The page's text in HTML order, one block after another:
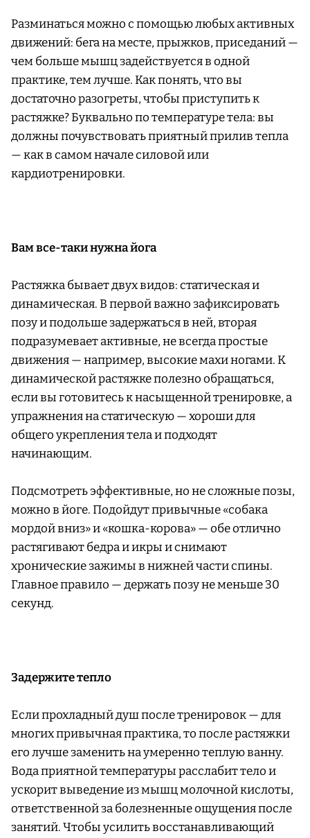
Разминаться можно с помощью любых активных
движений: бега на месте, прыжков, приседаний —
чем больше мышц задействуется в одной
практике, тем лучше. Как понять, что вы
достаточно разогреты, чтобы приступить к
растяжке? Буквально по температуре тела: вы
должны почувствовать приятный прилив тепла
— как в самом начале силовой или
кардиотренировки.
Вам все-таки нужна йога
Растяжка бывает двух видов: статическая и
динамическая. В первой важно зафиксировать
позу и подольше задержаться в ней, вторая
подразумевает активные, не всегда простые
движения — например, высокие махи ногами. К
динамической растяжке полезно обращаться,
если вы готовитесь к насыщенной тренировке, а
упражнения на статическую — хороши для
общего укрепления тела и подходят
начинающим.
Подсмотреть эффективные, но не сложные позы,
можно в йоге. Подойдут привычные «собака
мордой вниз» и «кошка-корова» — обе отлично
растягивают бедра и икры и снимают
хронические зажимы в нижней части спины.
Главное правило — держать позу не меньше 30
секунд.
Задержите тепло
Если прохладный душ после тренировок — для
многих привычная практика, то после растяжки
его лучше заменить на умеренно теплую ванну.
Вода приятной температуры расслабит тело и
ускорит выведение из мышц молочной кислоты,
ответственной за болезненные ощущения после
занятий. Чтобы усилить восстанавливающий